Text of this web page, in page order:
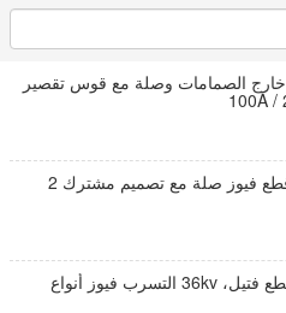
الصمامات وصلة مع قوس تقصير
300A 200A 100A قطع فيوز صلة مع تصميم مشترك 2
عالية القوة الخزف قطع فتيل، 36kv التسرب فيوز أنواع